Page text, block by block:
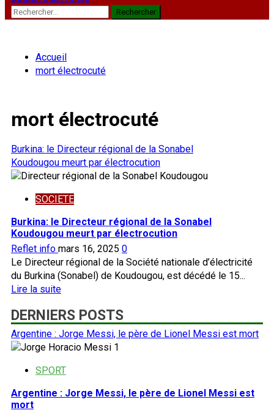
Rechercher :
Accueil
mort électrocuté
mort électrocuté
Burkina: le Directeur régional de la Sonabel
Koudougou meurt par électrocution
SOCIETE
Burkina: le Directeur régional de la Sonabel
Koudougou meurt par électrocution
Reflet info mars 16, 2025 0
Le Directeur régional de la Société nationale d’électricité
du Burkina (Sonabel) de Koudougou, est décédé le 15...
Lire la suiteEn
plus
sur
Burkina:
Directeur
de
DERNIERS POSTS
Argentine : Jorge Messi, le père de Lionel Messi est mort
1
SPORT
Argentine : Jorge Messi, le père de Lionel Messi est
mort